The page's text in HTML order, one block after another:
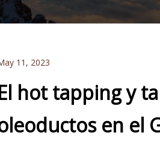
11, 2023
hot tapping y
en el